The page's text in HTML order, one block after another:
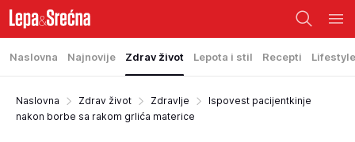
Naslovna Najnovije Zdrav život Lepota i stil Recepti Lifestyle
Naslovna Zdrav život Zdravlje
Ispovest pacijentkinje
nakon borbe sa rakom grlića materice